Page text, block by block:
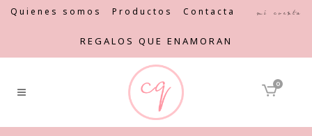
Quienes somos Productos Contacta Mi cuenta
REGALOS QUE ENAMORAN
0